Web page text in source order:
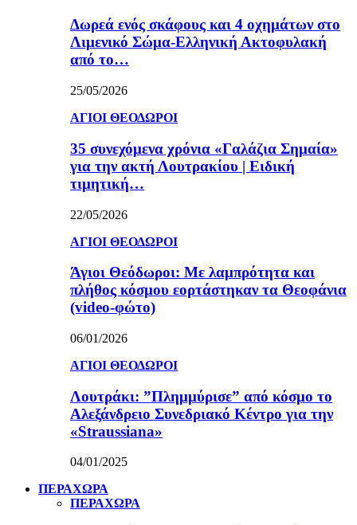
Δωρεά ενός σκάφους και 4 οχημάτων στο
Λιμενικό Σώμα-Ελληνική Ακτοφυλακή
από το…
25/05/2026
ΑΓΙΟΙ ΘΕΟΔΩΡΟΙ
35 συνεχόμενα χρόνια «Γαλάζια Σημαία»
για την ακτή Λουτρακίου | Ειδική
τιμητική…
22/05/2026
ΑΓΙΟΙ ΘΕΟΔΩΡΟΙ
Άγιοι Θεόδωροι: Με λαμπρότητα και
πλήθος κόσμου εορτάστηκαν τα Θεοφάνια
(video-φώτο)
06/01/2026
ΑΓΙΟΙ ΘΕΟΔΩΡΟΙ
Λουτράκι: ”Πλημμύρισε” από κόσμο το
Αλεξάνδρειο Συνεδριακό Κέντρο για την
«Straussiana»
04/01/2025
ΠΕΡΑΧΩΡΑ
ΠΕΡΑΧΩΡΑ